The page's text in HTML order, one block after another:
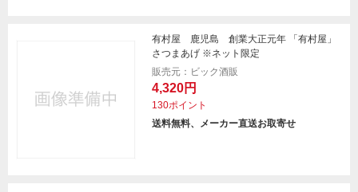
有村屋 鹿児島 創業大正元年 「有村屋」
さつまあげ ※ネット限定
販売元：ビック酒販
4,320円
130ポイント
送料無料、メーカー直送お取寄せ